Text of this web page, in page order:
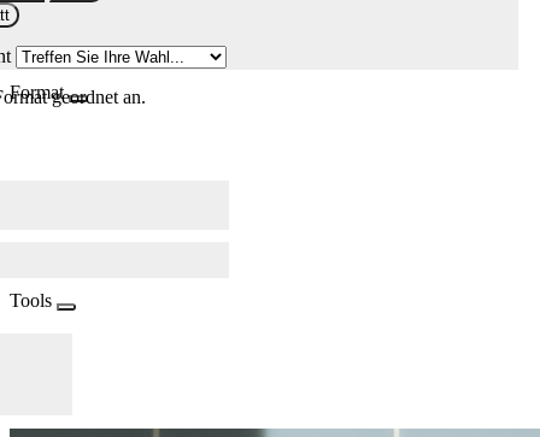
Formatgeordnet an.
Tools